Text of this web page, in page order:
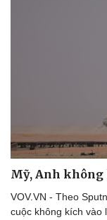
Mỹ, Anh không
VOV.VN - Theo
cuộc không kích vào